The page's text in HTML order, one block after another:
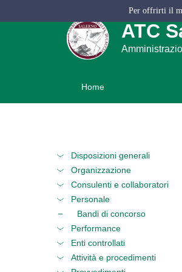
ATC
Home
Disposizioni generali
Organizzazione
Consulenti e collaboratori
Personale
Bandi di concorso
Performance
Enti controllati
Attività e procedimenti
Per offrirti il